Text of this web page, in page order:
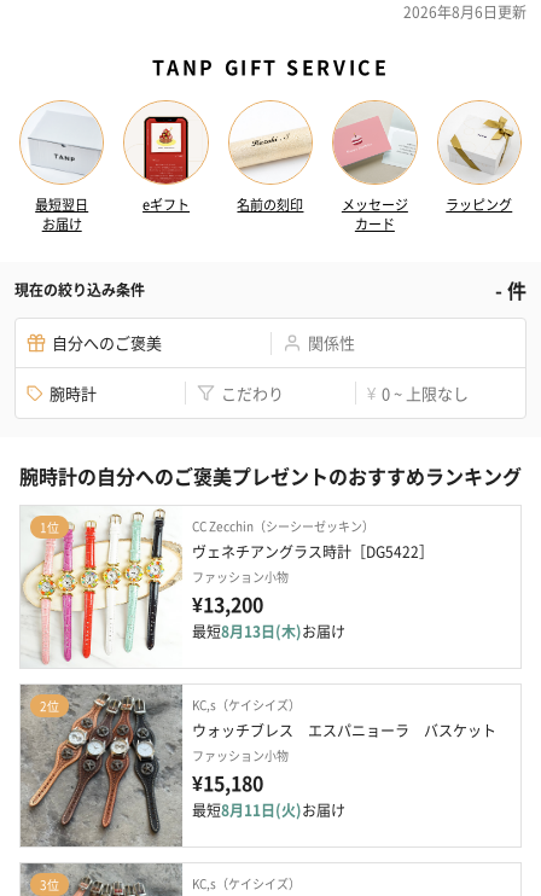
2026年8月6日更新
TANP GIFT SERVICE
最短翌日
お届け
eギフト 名前の刻印
メッセージ
カード
ラッピング
現在の絞り込み条件 -件
自分へのご褒美 関係性
腕時計 こだわり ¥ 0 ~ 上限なし
腕時計の自分へのご褒美プレゼントのおすすめランキング
1位 CC Zecchin（シーシーゼッキン）
ヴェネチアングラス時計［DG5422］
ファッション小物
¥13,200
最短8月13日(木)お届け
2位 KC,s（ケイシイズ）
ウォッチブレス　エスパニョーラ　バスケット
ファッション小物
¥15,180
最短8月11日(火)お届け
3位 KC,s（ケイシイズ）